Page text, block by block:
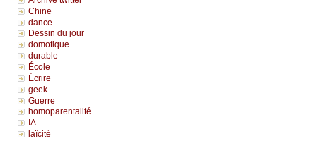
Chine
dance
Dessin du jour
domotique
durable
École
Écrire
geek
Guerre
homoparentalité
IA
laïcité